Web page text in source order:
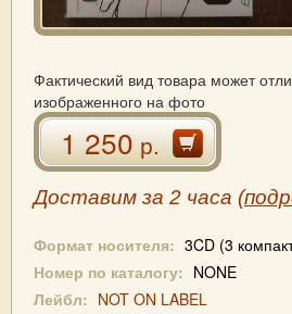
Фактический вид товара может
изображенного на фото
1 250р.
Доставим за 2 часа (
Формат носителя: 3CD (3
Номер по каталогу: NONE
Лейбл: NOT ON LABEL